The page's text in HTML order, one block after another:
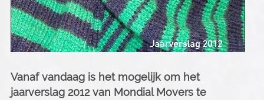
Vanaf vandaag is het mogelijk om het
jaarverslag 2012 van Mondial Movers te